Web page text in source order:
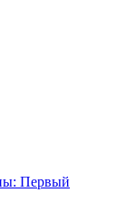
Первый